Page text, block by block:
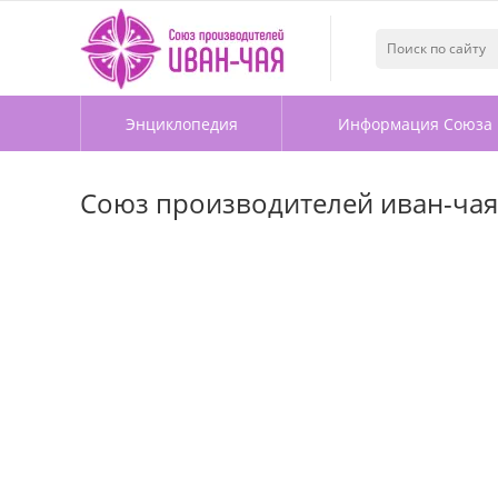
Энциклопедия Информация Союза
Союз производителей иван-чая